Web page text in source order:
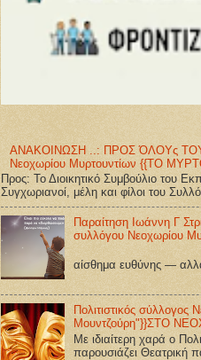
ΑΝΑΚΟΙΝΩΣΗ ..: ΠΡΟΣ ΌΛΟΥς ΤΟΥΣ
Νεοχωρίου Μυρτουντίων {{ΤΟ
Προς: Το Διοικητικό Συμβούλιο του
Συγχωριανοί, μέλη και φίλοι του
Παραίτηση Ιωάννη Γ
συλλόγου Νεοχωρίου
Α Ν Α
αίσθημα ευθύνης —
Πολιτιστικός
Μουντζούρη"}}ΣΤΟ
Με ιδιαίτερη χαρά ο
παρουσιάζει Θεατρική